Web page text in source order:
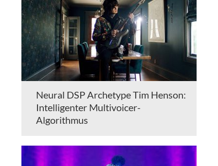
Neural DSP Archetype Tim Henson:
Intelligenter Multivoicer-
Algorithmus